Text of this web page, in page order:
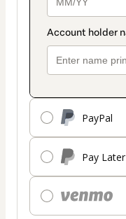
PayPal
Pay Later